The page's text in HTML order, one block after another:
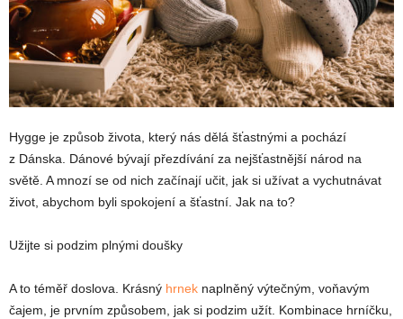
Hygge je způsob života, který nás dělá šťastnými a pochází
z Dánska. Dánové bývají přezdívání za nejšťastnější národ na
světě. A mnozí se od nich začínají učit, jak si užívat a vychutnávat
život, abychom byli spokojení a šťastní. Jak na to?
Užijte si podzim plnými doušky
A to téměř doslova. Krásný hrnek naplněný výtečným, voňavým
čajem, je prvním způsobem, jak si podzim užít. Kombinace hrníčku,